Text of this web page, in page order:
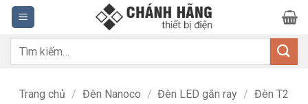
Bỏ
qua
nội
dung
Tìm
Trang chủ / Đèn Nanoco / Đèn LED gắn ray / Đèn T2